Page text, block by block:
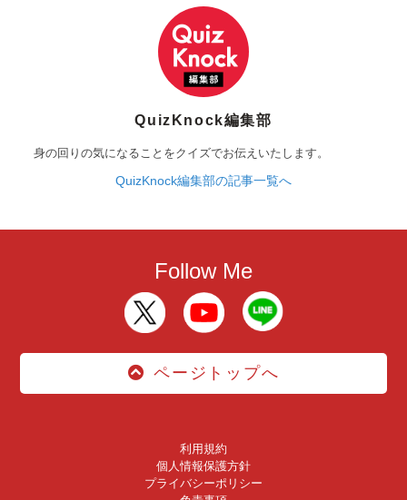
QuizKnock編集部
身の回りの気になることをクイズでお伝えいたします。
QuizKnock編集部の記事一覧へ
Follow Me
ページトップへ
利用規約
個人情報保護方針
プライバシーポリシー